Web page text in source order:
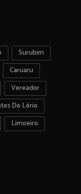
Surubim
Caruaru
Vereador
Do Lério
Limoeiro